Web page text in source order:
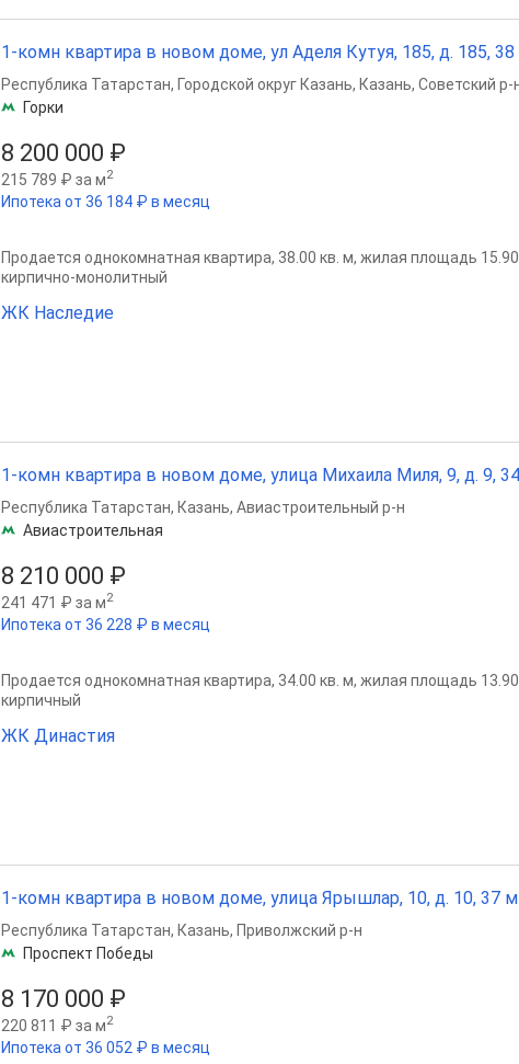
1-комн квартира в новом доме, ул Аделя Кутуя, 185, д. 185, 38
8 200 000 ₽
215 789 ₽ за м2
Ипотека от 36 184 ₽ в месяц
Республика Татарстан, Городской округ Казань, Казань, Советский р-
Горки
Продается однокомнатная квартира, 38.00 кв. м, жилая площадь
кирпично-монолитный
ЖК Наследие
1-комн квартира в новом доме, улица Михаила Миля, 9, д. 9,
8 210 000 ₽
241 471 ₽ за м2
Ипотека от 36 228 ₽ в месяц
Республика Татарстан, Казань, Авиастроительный р-н
Авиастроительная
Продается однокомнатная квартира, 34.00 кв. м, жилая площадь
кирпичный
ЖК Династия
1-комн квартира в новом доме, улица Ярышлар, 10, д. 10, 37
8 170 000 ₽
220 811 ₽ за м2
Ипотека от 36 052 ₽ в месяц
Республика Татарстан, Казань, Приволжский р-н
Проспект Победы